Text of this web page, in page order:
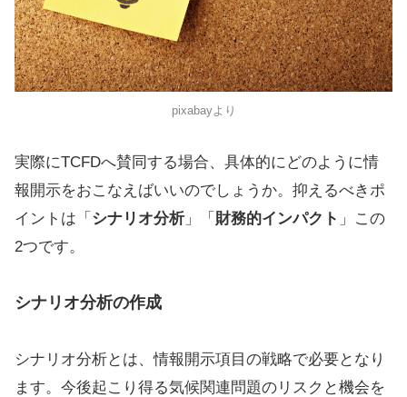
pixabayより
実際にTCFDへ賛同する場合、具体的にどのように情
報開示をおこなえばいいのでしょうか。抑えるべきポ
イントは「 シナリオ分析」「 財務的インパクト 」この
2つです。
シナリオ分析の作成
シナリオ分析とは、情報開示項目の戦略で必要となり
ます。今後起こり得る気候関連問題のリスクと機会を